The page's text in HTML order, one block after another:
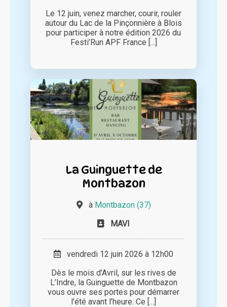
Le 12 juin, venez marcher, courir, rouler
autour du Lac de la Pinçonnière à Blois
pour participer à notre édition 2026 du
Festi’Run APF France [...]
La Guinguette de
Montbazon
à Montbazon (37)
MAVI
vendredi 12 juin 2026 à 12h00
Dès le mois d’Avril, sur les rives de
L’Indre, la Guinguette de Montbazon
vous ouvre ses portes pour démarrer
l’été avant l’heure. Ce [...]